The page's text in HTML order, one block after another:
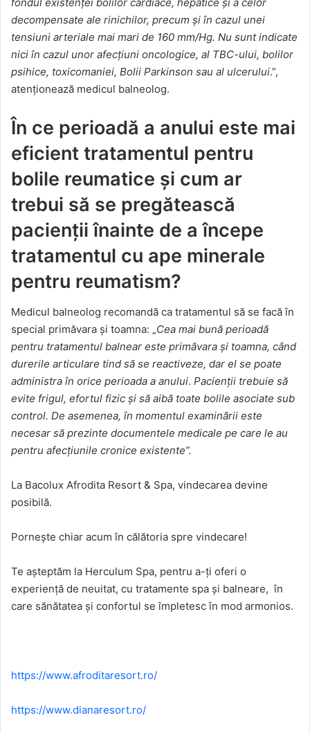
decompensate ale rinichilor, precum și în cazul unei
tensiuni arteriale mai mari de 160 mm/Hg. Nu sunt indicate
nici în cazul unor afecțiuni oncologice, al TBC-ului, bolilor
psihice, toxicomaniei, Bolii Parkinson sau al ulcerului.”,
atenționează medicul balneolog.
În ce perioadă a anului este mai
eficient tratamentul pentru
bolile reumatice și cum ar
trebui să se pregătească
pacienții înainte de a începe
tratamentul cu ape minerale
pentru reumatism?
Medicul balneolog recomandă ca tratamentul să se facă în
special primăvara și toamna: „Cea mai bună perioadă
pentru tratamentul balnear este primăvara și toamna, când
durerile articulare tind să se reactiveze, dar el se poate
administra în orice perioada a anului. Pacienții trebuie să
evite frigul, efortul fizic și să aibă toate bolile asociate sub
control. De asemenea, în momentul examinării este
necesar să prezinte documentele medicale pe care le au
pentru afecțiunile cronice existente”.
La Bacolux Afrodita Resort & Spa, vindecarea devine
posibilă.
Pornește chiar acum în călătoria spre vindecare!
Te așteptăm la Herculum Spa, pentru a-ți oferi o
experiență de neuitat, cu tratamente spa și balneare, în
care sănătatea și confortul se împletesc în mod armonios.
https://www.afroditaresort.ro/
https://www.dianaresort.ro/